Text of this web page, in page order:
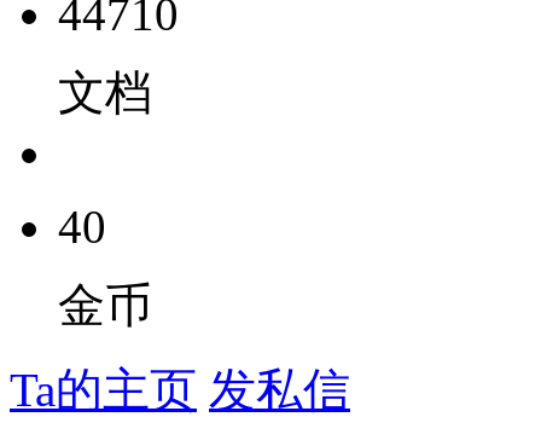
44710
文档
40
金币
Ta的主页 发私信